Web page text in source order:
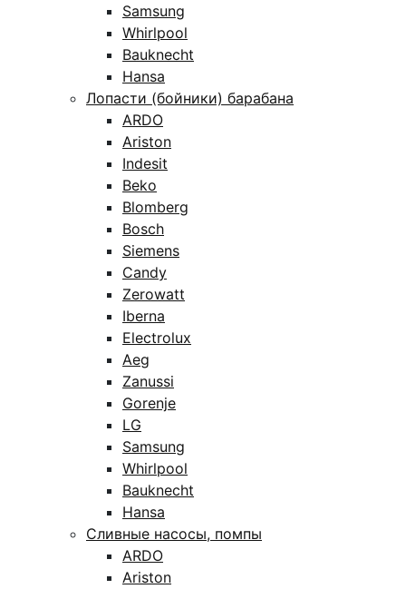
Samsung
Whirlpool
Bauknecht
Hansa
Лопасти (бойники) барабана
ARDO
Ariston
Indesit
Beko
Blomberg
Bosch
Siemens
Candy
Zerowatt
Iberna
Electrolux
Aeg
Zanussi
Gorenje
LG
Samsung
Whirlpool
Bauknecht
Hansa
Сливные насосы, помпы
ARDO
Ariston